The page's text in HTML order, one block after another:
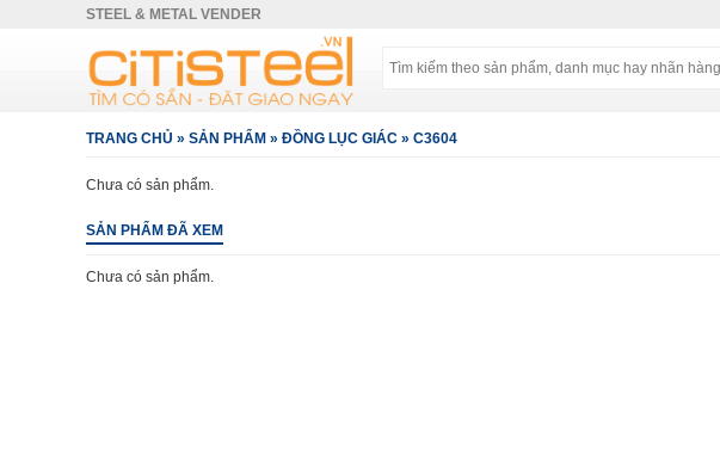
STEEL & METAL VENDER
TRANG CHỦ » SẢN PHẨM » ĐỒNG LỤC GIÁC » C3604
Chưa có sản phẩm.
SẢN PHẨM ĐÃ XEM
Chưa có sản phẩm.